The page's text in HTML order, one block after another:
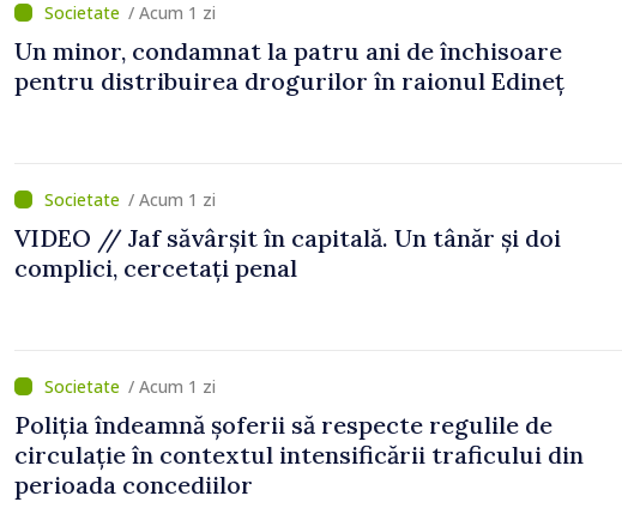
/ Acum 1 zi
Un minor, condamnat la patru ani de închisoare
pentru distribuirea drogurilor în raionul Edineț
/ Acum 1 zi
VIDEO // Jaf săvârșit în capitală. Un tânăr și doi
complici, cercetați penal
/ Acum 1 zi
Poliția îndeamnă șoferii să respecte regulile de
circulație în contextul intensificării traficului din
perioada concediilor